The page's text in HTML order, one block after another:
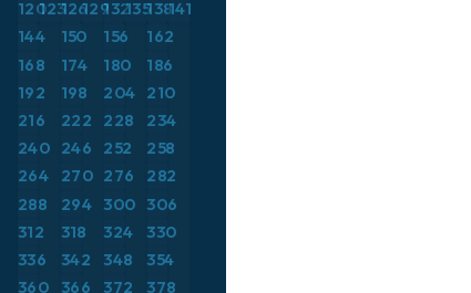
スカンジナビア
スペイン
ドイツ
フランス
ブラジル
ポーランド
メキシコ
気温（500hPa）
気温（850hPa）
積雪深
突風
突風（最大）
降水量の合計
露点温度（2m）
120123126129132135138141
144
150 156 162
168 174 180
186
192
198 204 210
216 222 228
234
240 246 252
258
264
270 276 282
288 294 300 306
312
318 324 330
336 342 348
354
360
366 372 378